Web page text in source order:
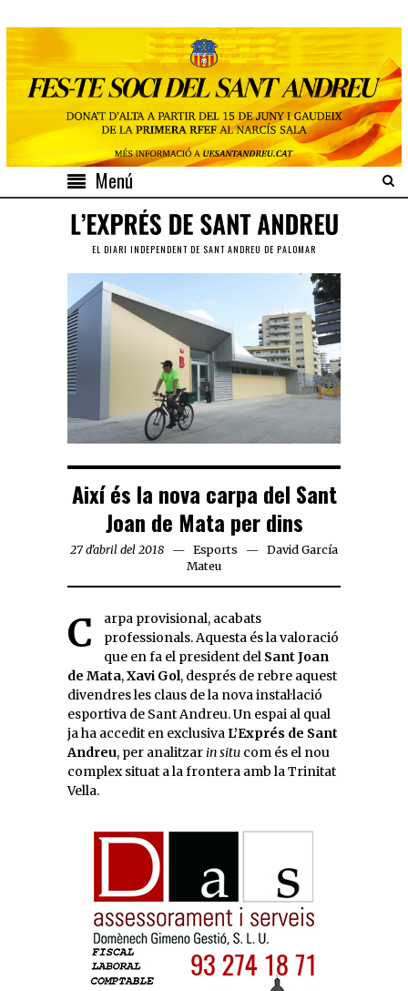
Menú
EL DIARI INDEPENDENT DE SANT ANDREU DE PALOMAR
Així és la nova carpa del Sant
Joan de Mata per dins
27 d'abril del 2018 Esports
David García
Mateu
Carpa provisional, acabats
professionals. Aquesta és la valoració
que en fa el president del Sant Joan
de Mata,Xavi Gol, després de rebre aquest
divendres les claus de la nova instal·lació
esportiva de Sant Andreu. Un espai al qual
ja ha accedit en exclusiva L’Exprés de Sant
Andreu, per analitzarin situ com és el nou
complex situat a la frontera amb la Trinitat
Vella.